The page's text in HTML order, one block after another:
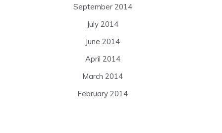
September 2014
July 2014
June 2014
April 2014
March 2014
February 2014